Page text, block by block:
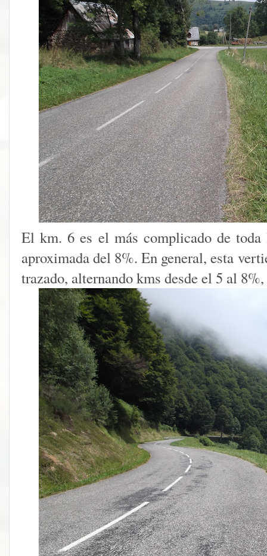
El km. 6 es el más complicado de toda
aproximada del 8%. En general, esta
trazado, alternando kms desde el 5 al